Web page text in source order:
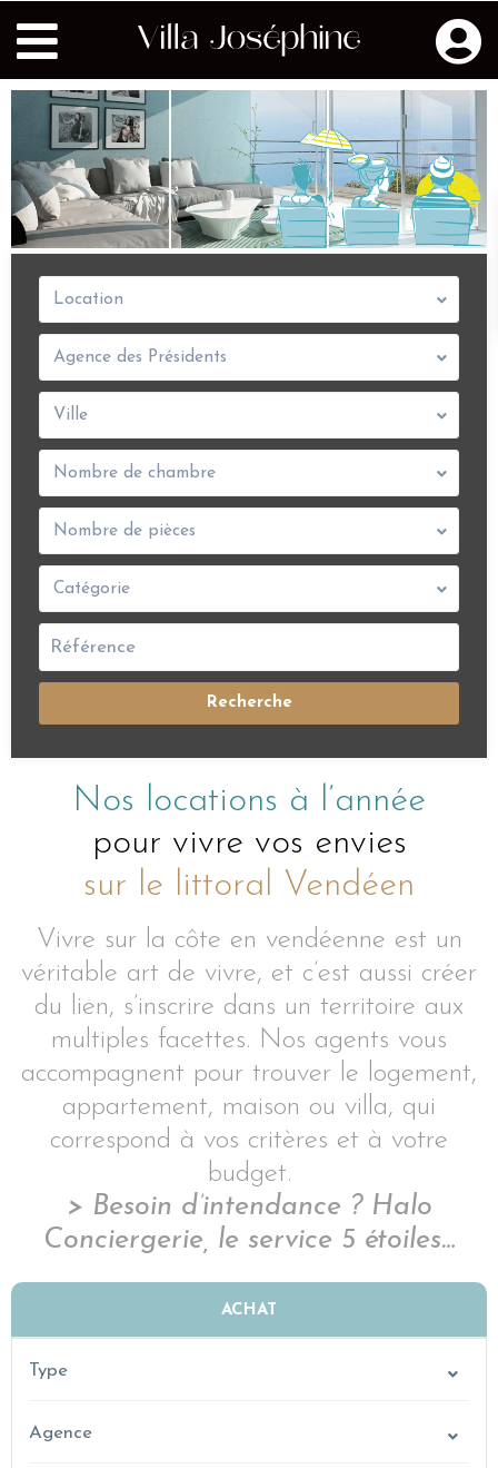
Location
Agence des Présidents
Ville
Nombre de chambre
Nombre de pièces
Catégorie
Recherche
Nos locations à l’année
pour vivre vos envies
sur le littoral Vendéen
Vivre sur la côte en vendéenne est un
véritable art de vivre, et c’est aussi créer
du lien, s’inscrire dans un territoire aux
multiples facettes. Nos agents vous
accompagnent pour trouver le logement,
appartement, maison ou villa, qui
correspond à vos critères et à votre
budget.
> Besoin d’intendance ? Halo
Conciergerie, le service 5 étoiles…
ACHAT
Type
Agence